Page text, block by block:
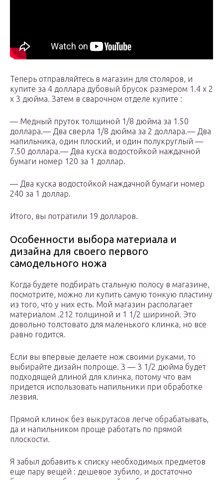
Теперь отправляйтесь в магазин для столяров, и
купите за 4 доллара дубовый брусок размером 1.4 х 2
х 3 дюйма. Затем в сварочном отделе купите :
— Медный пруток толщиной 1/8 дюйма за 1.50
доллара.— Два сверла 1/8 дюйма за 2 доллара.— Два
напильника, один плоский, и один полукруглый —
7.50 доллара.— Два куска водостойкой наждачной
бумаги номер 120 за 1 доллар.
— Два куска водостойкой наждачной бумаги номер
240 за 1 доллар.
Итого, вы потратили 19 долларов.
Особенности выбора материала и
дизайна для своего первого
самодельного ножа
Когда будете подбирать стальную полосу в магазине,
посмотрите, можно ли купить самую тонкую пластину
из того, что у них есть. Мой магазин располагает
материалом .212 толщиной и 1 1/2 шириной. Это
довольно толстовато для маленького клинка, но все
равно годится.
Если вы впервые делаете нож своими руками, то
выбирайте дизайн попроще. 3 — 3 1/2 дюйма будет
подходящей длиной для клинка, потому что вам
придется использовать напильники при обработке
лезвия.
Прямой клинок без выкрутасов легче обрабатывать,
да и напильником проще работать по прямой
плоскости.
Я забыл добавить к списку необходимых предметов
еще пару вещей : дешевое зубило, и достаточно